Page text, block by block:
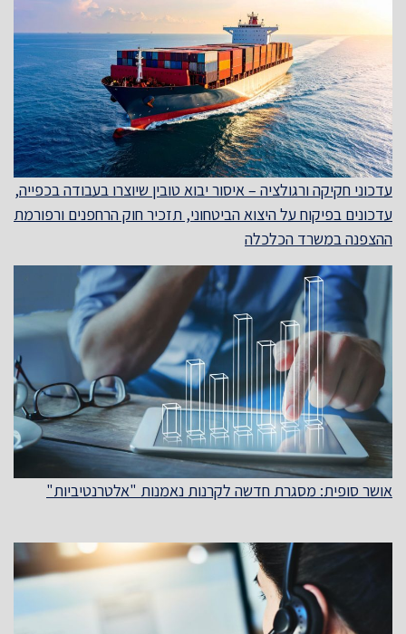
עדכוני חקיקה ורגולציה – איסור יבוא טובין שיוצרו בעבודה בכפייה,
עדכונים בפיקוח על היצוא הביטחוני, תזכיר חוק הרחפנים ורפורמת
ההצפנה במשרד הכלכלה
אושר סופית: מסגרת חדשה לקרנות נאמנות "אלטרנטיביות"